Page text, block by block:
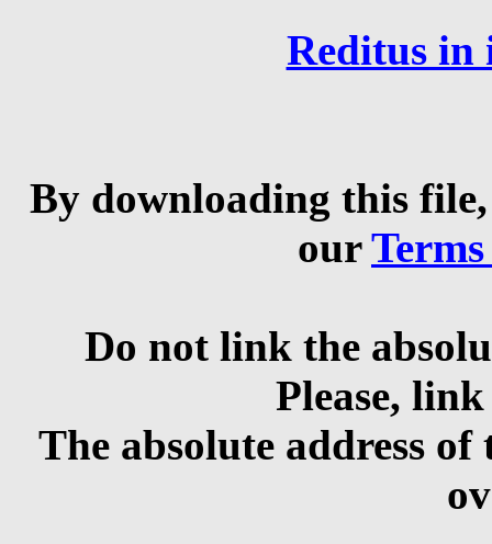
Reditus in
By downloading this
our
Do not link the
Please,
The absolute address